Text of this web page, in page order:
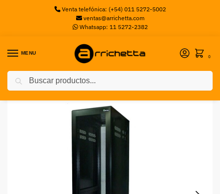
Venta telefónica: (+54) 011 5272-5002
ventas@arrichetta.com
Whatsapp: 11 5272-2382
MENU
0
Inicio Racks / RACK GABITEL EVOIII 40U 600MM PROF. NEGR